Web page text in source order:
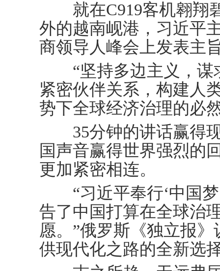
就在C919客机翱翔
外的越南岘港，习近平
商领导人峰会上发表主
“坚持多边主义，谋
紧密伙伴关系，构建人
势下全球经济治理的必
35分钟的讲话赢得现
国声音赢得世界强烈的
更加紧密相连。
“习近平奉行‘中国梦
告了中国打算在全球治
愿。”俄罗斯《独立报
供现代化之路的全新选